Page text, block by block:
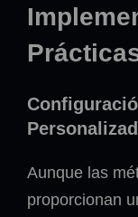
Aunque las
proporcionan